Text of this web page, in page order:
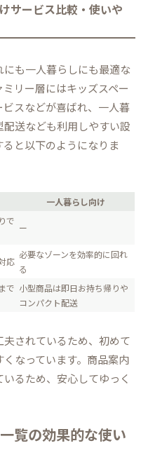
サービス比較・使いや
も一人暮らしにも最適な
リー層にはキッズスペー
スなどが喜ばれ、一人暮
送なども利用しやすい設
と以下のようになりま
一人暮らし向け
で
ー
応
必要なゾーンを効率的に回れ
る
で 小型商品は即日お持ち帰りや
コンパクト配送
されているため、初めて
なっています。商品案内
るため、安心してゆっく
覧の効果的な使い